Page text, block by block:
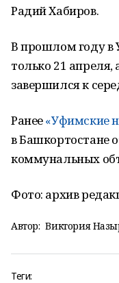
Радий Хабиров.
В прошлом году в
только 21 апреля,
завершился к
Ранее«Уфимские
в Башкортостане
коммунальных
Фото: архив
Автор: Виктория
Теги: